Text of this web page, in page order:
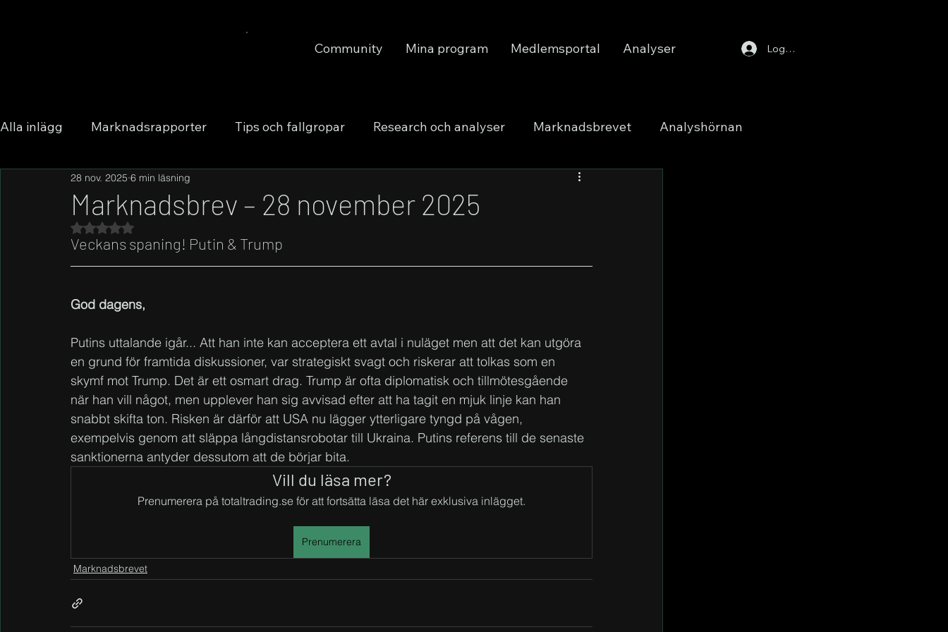
Community Mina program Medlemsportal Analyser Logga in
Alla inlägg Marknadsrapporter Tips och fallgropar Research och analyser Marknadsbrevet Analyshörnan
Marknadsbrev – 28 november 2025
28 nov. 2025 6 min läsning
Betygsatt till NaN av 5 stjärnor.
Veckans spaning! Putin & Trump
God dagens,
Putins uttalande igår... Att han inte kan acceptera ett avtal i nuläget men att det kan utgöra
en grund för framtida diskussioner, var strategiskt svagt och riskerar att tolkas som en
skymf mot Trump. Det är ett osmart drag. Trump är ofta diplomatisk och tillmötesgående
när han vill något, men upplever han sig avvisad efter att ha tagit en mjuk linje kan han
snabbt skifta ton. Risken är därför att USA nu lägger ytterligare tyngd på vågen,
exempelvis genom att släppa långdistansrobotar till Ukraina. Putins referens till de senaste
sanktionerna antyder dessutom att de börjar bita.
Vill du läsa mer?
Prenumerera på totaltrading.se för att fortsätta läsa det här exklusiva inlägget.
Prenumerera
Marknadsbrevet